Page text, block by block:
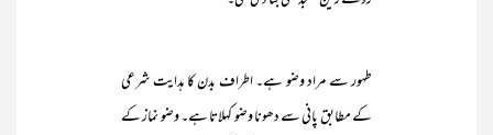
طہور سے مراد وضو ہے۔ اطراف بدن کا ہدایت شرعی
کے مطابق پانی سے دھونا وضو کہلاتا ہے۔ وضو نماز کے